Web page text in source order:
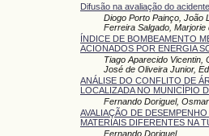
Difusão na avaliação do
Diogo Porto Painço, João
Ferreira Salgado, Marjorie
ÍNDICE DE BOMBEAMENTO
ACIONADOS POR ENERGIA
Tiago Aparecido Vicentin,
José de Oliveira Junior,
ANÁLISE DO CONFLITO DE
LOCALIZADA NO MUNICÍPIO
Fernando Doriguel,
AVALIAÇÃO DE
MATERIAIS DIFERENTES NA
Fernando Doriguel